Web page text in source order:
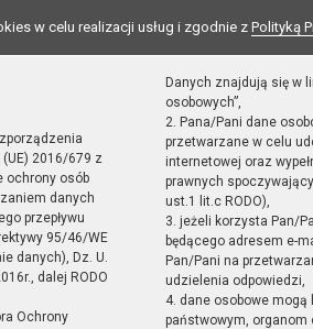
w celu realizacji usług i zgodnie z Polityką
(UE) 2016/679 z
ochrony osób
danych
przepływu
95/46/WE
danych), Dz. U.
dalej RODO
Ochrony
Danych znajdują się w
osobowych”,
2. Pana/Pani dane
przetwarzane w celu
internetowej oraz
prawnych
ust.1 lit.c RODO),
3. jeżeli korzysta Pan/
będącego adresem e-
Pan/Pani na
udzielenia odpowiedzi,
4. dane osobowe mogą
państwowym, organom